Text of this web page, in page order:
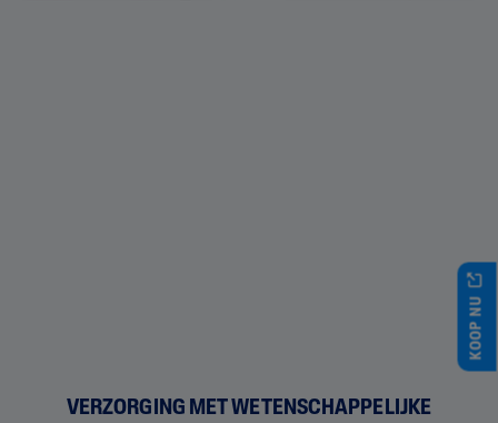
VERZORGING MET WETENSCHAPPELIJKE
KOOP NU